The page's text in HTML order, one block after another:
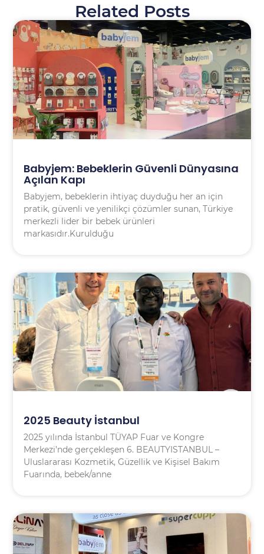
Related Posts
Babyjem: Bebeklerin Güvenli Dünyasına
Açılan Kapı
Babyjem, bebeklerin ihtiyaç duyduğu her an için
pratik, güvenli ve yenilikçi çözümler sunan, Türkiye
merkezli lider bir bebek ürünleri
markasıdır.Kurulduğu
2025 Beauty İstanbul
2025 yılında İstanbul TÜYAP Fuar ve Kongre
Merkezi’nde gerçekleşen 6. BEAUTYISTANBUL –
Uluslararası Kozmetik, Güzellik ve Kişisel Bakım
Fuarında, bebek/anne